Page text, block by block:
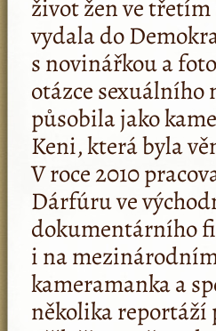
život žen ve třetím
vydala do
s novinářkou a
otázce sexuálního
působila jako
Keni, která byla
V roce 2010
Dárfúru ve
dokumentárního
i na
kameramanka a
několika reportáží